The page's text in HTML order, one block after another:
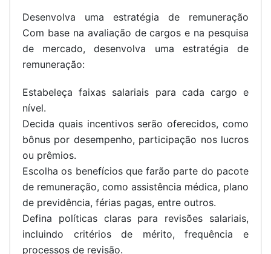
Desenvolva uma estratégia de remuneração
Com base na avaliação de cargos e na pesquisa
de mercado, desenvolva uma estratégia de
remuneração:
Estabeleça faixas salariais para cada cargo e
nível.
Decida quais incentivos serão oferecidos, como
bônus por desempenho, participação nos lucros
ou prêmios.
Escolha os benefícios que farão parte do pacote
de remuneração, como assistência médica, plano
de previdência, férias pagas, entre outros.
Defina políticas claras para revisões salariais,
incluindo critérios de mérito, frequência e
processos de revisão.